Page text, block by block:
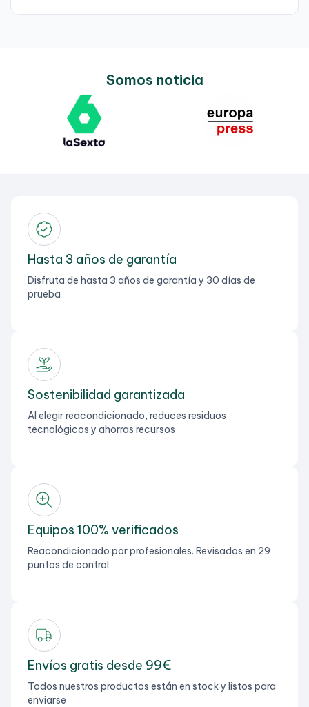
Somos noticia
Hasta 3 años de garantía
Disfruta de hasta 3 años de garantía y 30 días de
prueba
Sostenibilidad garantizada
Al elegir reacondicionado, reduces residuos
tecnológicos y ahorras recursos
Equipos 100% verificados
Reacondicionado por profesionales. Revisados en 29
puntos de control
Envíos gratis desde 99€
Todos nuestros productos están en stock y listos para
enviarse